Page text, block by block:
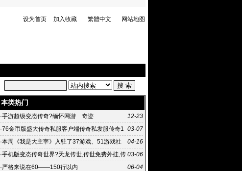
设为首页 加入收藏 繁體中文 网站地图
本类热门
12-23
·手游超级变态传奇?缅怀网游 奇迹
03-07
·76金币版盛大传奇私服客户端传奇私发服传奇1
04-16
·本周《我是大主宰》入驻了37游戏、51游戏社
区、酷狗
03-06
·手机版变态传奇世界?天龙传世,传世免费外挂,传
奇世界 官网,
06-04
·严格来说在60——150行以内